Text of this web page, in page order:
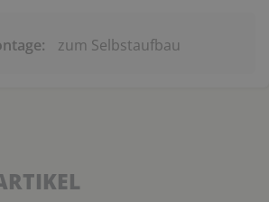
zum Selbstaufbau